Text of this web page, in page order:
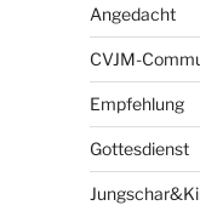
Angedacht
CVJM-
Empfehlung
Gottesdienst